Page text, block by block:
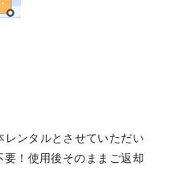
レンタルとさせていただい
！ 使用後そのままご返却